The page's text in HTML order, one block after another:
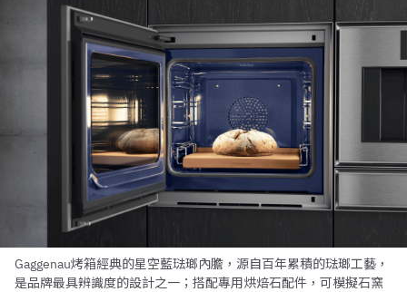
Gaggenau烤箱經典的星空藍琺瑯內膽，源自百年累積的琺瑯工藝，
是品牌最具辨識度的設計之一；搭配專用烘焙石配件，可模擬石窯